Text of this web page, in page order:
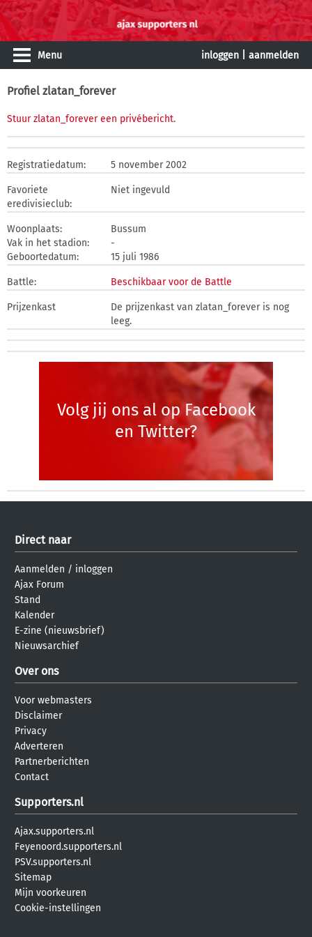
Menu inloggen aanmelden
Profiel zlatan_forever
Stuur zlatan_forever een privébericht.
Registratiedatum: 5 november 2002
Favoriete
eredivisieclub:
Niet ingevuld
Woonplaats:
Bussum
Vak in het stadion:
-
Geboortedatum:
15 juli 1986
Battle: Beschikbaar voor de Battle
Prijzenkast
De prijzenkast van zlatan_forever is nog
leeg.
Volg jij ons al op Facebook
en Twitter?
Direct naar
Aanmelden / inloggen
Ajax Forum
Stand
Kalender
E-zine (nieuwsbrief)
Nieuwsarchief
Over ons
Voor webmasters
Disclaimer
Privacy
Adverteren
Partnerberichten
Contact
Supporters.nl
Ajax.supporters.nl
Feyenoord.supporters.nl
PSV.supporters.nl
Sitemap
Mijn voorkeuren
Cookie-instellingen